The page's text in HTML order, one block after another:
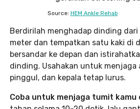
Source: HEM Ankle Rehab
Berdirilah menghadap dinding dari
meter dan tempatkan satu kaki di
bersandar ke depan dan
dinding. Usahakan untuk menjaga
pinggul, dan kepala tetap lurus.
Coba untuk menjaga tumit kamu